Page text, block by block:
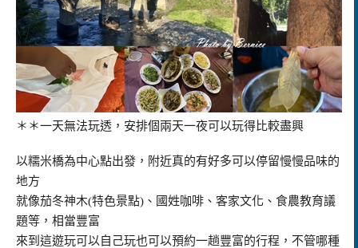
＊＊一天無法玩透，安排個兩天一夜可以玩得比較盡興
以糯米橋為中心點出發，附近真的有好多可以停留慢慢品味的
地方
就像茄冬神木(特色景點)、國姓咖啡、客家文化、食農教育議
題等，相當豐富
來到這遊玩可以自己玩也可以預約一趟豐富的行程，不管哪種